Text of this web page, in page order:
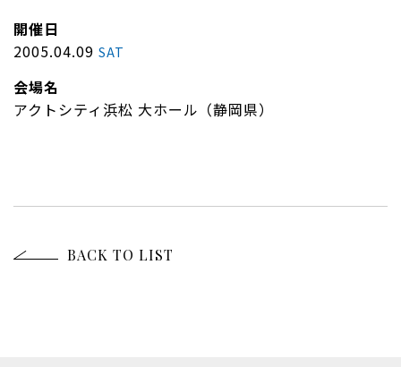
開催日
2005.04.09 SAT
会場名
アクトシティ浜松 大ホール（静岡県）
BACK TO LIST